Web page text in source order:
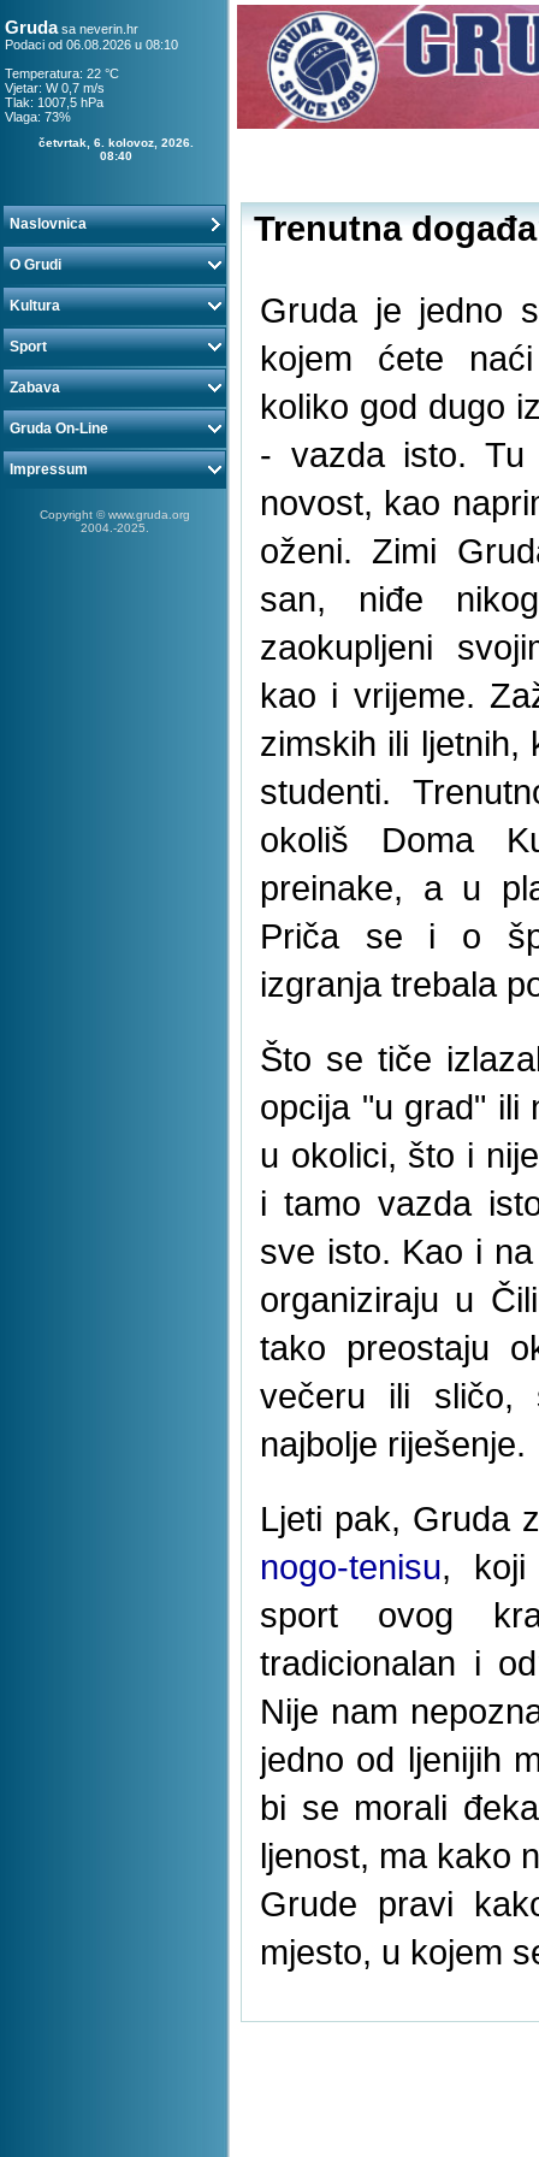
Grudasa neverin.hr
Podaci od 06.08.2026 u 08:10
Temperatura: 22 °C
Vjetar: W 0,7 m/s
Tlak: 1007,5 hPa
Vlaga: 73%
četvrtak, 6. kolovoz, 2026.
08:40
Naslovnica
O Grudi
Kultura
Sport
Zabava
Gruda On-Line
Impressum
Copyright © www.gruda.org
2004.-2025.
Trenutna
Gruda je jedno
kojem ćete
koliko god dugo
- vazda isto.
novost, kao
oženi. Zimi
san, niđe
zaokupljeni
kao i vrijeme.
zimskih ili ljetnih,
studenti.
okoliš Doma
preinake, a u
Priča se i o
izgranja trebala
Što se tiče
opcija "u grad" ili
u okolici, što i
i tamo vazda
sve isto. Kao i
organiziraju u
tako preostaju
večeru ili sličo,
najbolje riješenje.
Ljeti pak, Gruda
nogo-tenisu, koji
sport ovog
tradicionalan i
Nije nam
jedno od ljenijih
bi se morali
ljenost, ma kako
Grude pravi
mjesto, u kojem